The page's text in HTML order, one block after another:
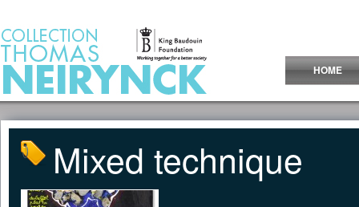
HOME
Mixed technique